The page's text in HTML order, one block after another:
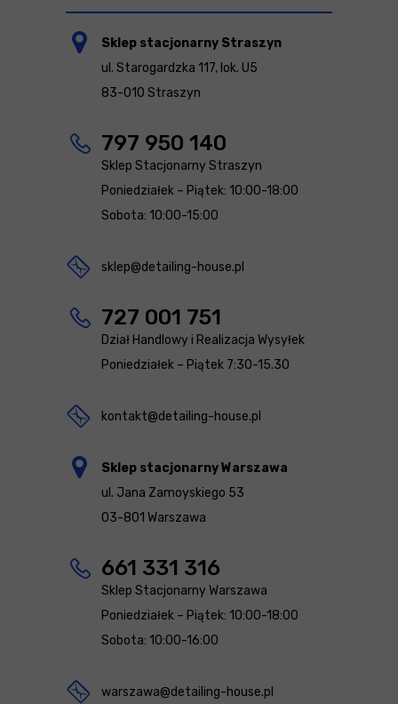
Sklep stacjonarny Straszyn
ul. Starogardzka 117, lok. U5
83-010 Straszyn
797 950 140
Sklep Stacjonarny Straszyn
Poniedziałek – Piątek: 10:00-18:00
Sobota: 10:00-15:00
sklep@detailing-house.pl
727 001 751
Dział Handlowy i Realizacja Wysyłek
Poniedziałek – Piątek 7:30-15.30
kontakt@detailing-house.pl
Sklep stacjonarny Warszawa
ul. Jana Zamoyskiego 53
03-801 Warszawa
661 331 316
Sklep Stacjonarny Warszawa
Poniedziałek – Piątek: 10:00-18:00
Sobota: 10:00-16:00
warszawa@detailing-house.pl